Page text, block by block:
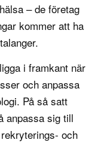
– de företag
kommer att ha
i framkant när
och anpassa
På så satt
anpassa sig till
rekryterings- och